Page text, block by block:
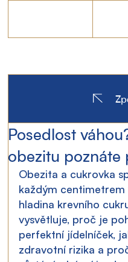
Posedlost
obezitu
Obezita a cukrovka
každým centimetrem
hladina krevního
vysvětluje, proč je
perfektní jídelníček,
zdravotní rizika a